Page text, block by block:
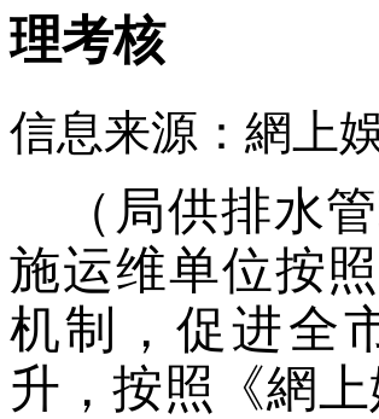
理考核
信息来源：網上
（局供排水
施运维单位按
机制，促进全
升，按照《網